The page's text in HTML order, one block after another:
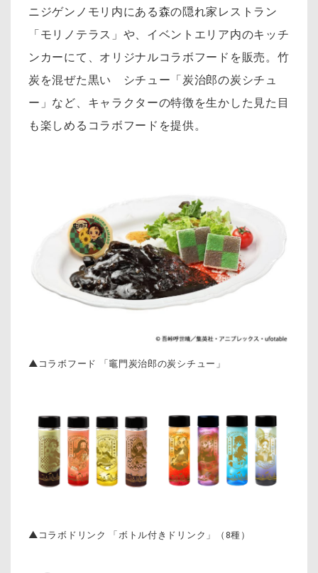
ニジゲンノモリ内にある森の隠れ家レストラン
「モリノテラス」や、イベントエリア内のキッチ
ンカーにて、オリジナルコラボフードを販売。竹
炭を混ぜた黒い シチュー「炭治郎の炭シチュ
ー」など、キャラクターの特徴を生かした見た目
も楽しめるコラボフードを提供。
▲コラボフード 「竈門炭治郎の炭シチュー」
▲コラボドリンク 「ボトル付きドリンク」（8種）